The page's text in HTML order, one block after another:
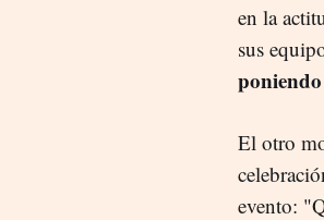
en la
sus
El otro
evento: